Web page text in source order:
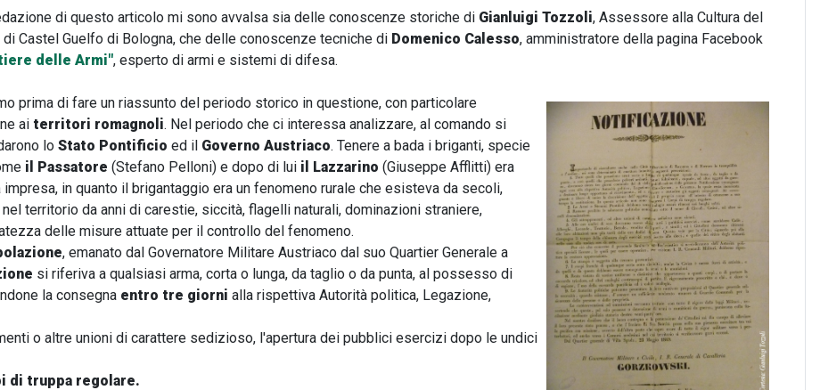
di questo articolo mi sono avvalsa sia delle conoscenze storiche di Gianluigi Tozzoli, Assessore alla Cultura del
di Castel Guelfo di Bologna, che delle conoscenze tecniche di Domenico Calesso, amministratore della pagina Facebook
delle Armi", esperto di armi e sistemi di difesa.
prima di fare un riassunto del periodo storico in questione, con particolare
ai territori romagnoli. Nel periodo che ci interessa analizzare, al comando si
lo Stato Pontificio ed il Governo Austriaco. Tenere a bada i briganti, specie
il Passatore (Stefano Pelloni) e dopo di lui il Lazzarino (Giuseppe Afflitti) era
impresa, in quanto il brigantaggio era un fenomeno rurale che esisteva da secoli,
territorio da anni di carestie, siccità, flagelli naturali, dominazioni straniere,
delle misure attuate per il controllo del fenomeno.
, emanato dal Governatore Militare Austriaco dal suo Quartier Generale a
si riferiva a qualsiasi arma, corta o lunga, da taglio o da punta, al possesso di
la consegna entro tre giorni alla rispettiva Autorità politica, Legazione,
o altre unioni di carattere sedizioso, l'apertura dei pubblici esercizi dopo le undici
di truppa regolare.